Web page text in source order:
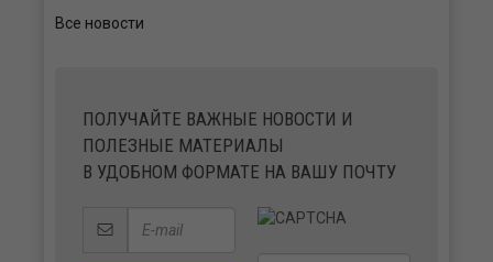
Все новости
ПОЛУЧАЙТЕ ВАЖНЫЕ НОВОСТИ И
ПОЛЕЗНЫЕ МАТЕРИАЛЫ
В УДОБНОМ ФОРМАТЕ НА ВАШУ ПОЧТУ